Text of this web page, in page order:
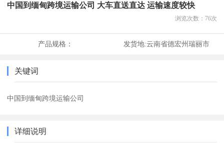
中国到缅甸跨境运输公司 大车直送直达 运输速度较快
浏览次数： 76次
产品规格： 发货地:云南省德宏州瑞丽市
关键词
中国到缅甸跨境运输公司
详细说明